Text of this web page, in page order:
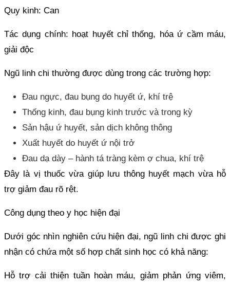
Quy kinh: Can
Tác dụng chính: hoạt huyết chỉ thống, hóa ứ cầm máu,
giải độc
Ngũ linh chi thường được dùng trong các trường hợp:
Đau ngực, đau bụng do huyết ứ, khí trệ
Thống kinh, đau bụng kinh trước và trong kỳ
Sản hậu ứ huyết, sản dịch không thông
Xuất huyết do huyết ứ nội trở
Đau dạ dày – hành tá tràng kèm ợ chua, khí trệ
Đây là vị thuốc vừa giúp lưu thông huyết mạch vừa hỗ
trợ giảm đau rõ rệt.
Công dụng theo y học hiện đại
Dưới góc nhìn nghiên cứu hiện đại, ngũ linh chi được ghi
nhận có chứa một số hợp chất sinh học có khả năng:
Hỗ trợ cải thiện tuần hoàn máu, giảm phản ứng viêm,